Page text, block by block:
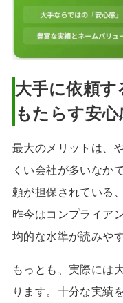
大手に依頼
もたらす安心
最大のメリットは、
くい会社が多いなか
頼が担保されている
昨今はコンプライア
均的な水準が読みや
もっとも、実際には
ります。十分な実績